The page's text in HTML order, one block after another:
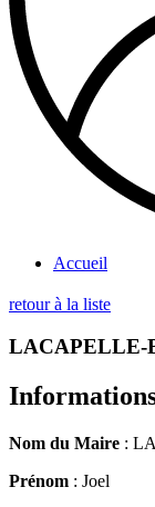
Accueil
retour à la liste
LACAPELLE-
Nom du Maire :
Prénom : Joel